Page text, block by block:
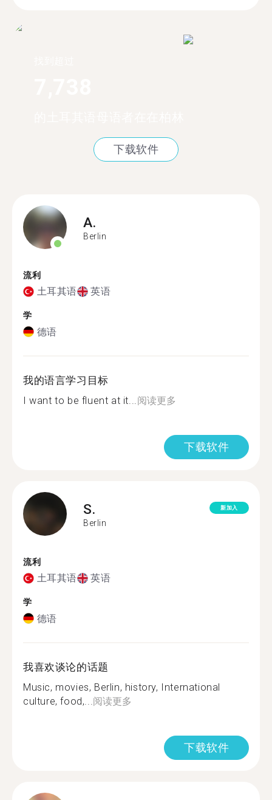
下载软件
A.
Berlin
流利
土耳其语 英语
学
德语
我的语言学习目标
I want to be fluent at it... 阅读更多
下载软件
S.
Berlin
新加入
流利
土耳其语 英语
学
德语
我喜欢谈论的话题
Music, movies, Berlin, history, International
culture, food,... 阅读更多
下载软件